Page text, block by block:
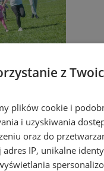
im. W.
z
plików cookie i
i uzyskiwania
oraz do
IP, unikalne